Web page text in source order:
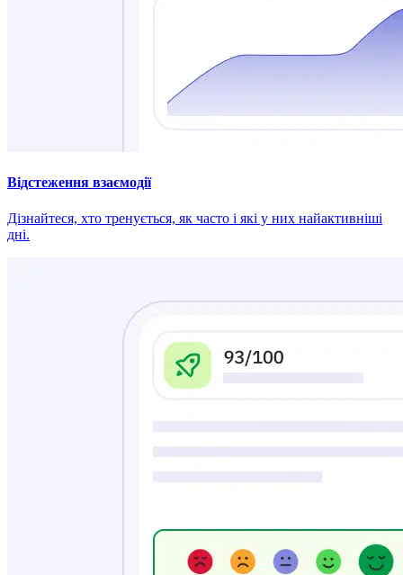
Відстеження взаємодії
Дізнайтеся, хто тренується, як часто і які у них найактивніші
дні.